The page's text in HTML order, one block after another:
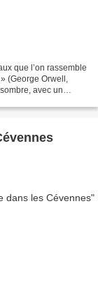
que l’on rassemble
(George Orwell,
avec un